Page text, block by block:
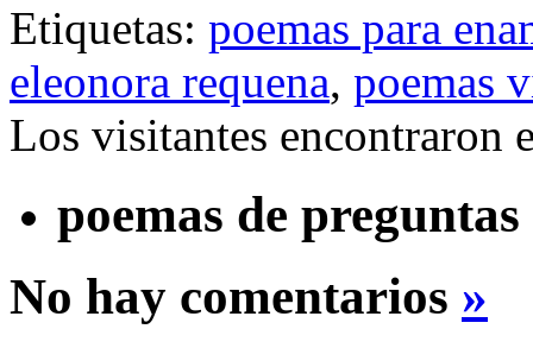
Etiquetas: poemas para
eleonora requena, poemas
Los visitantes encontraron
poemas de preguntas
No hay comentarios »